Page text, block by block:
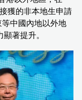
獲的非本地生申請
中國內地以外地
著提升。